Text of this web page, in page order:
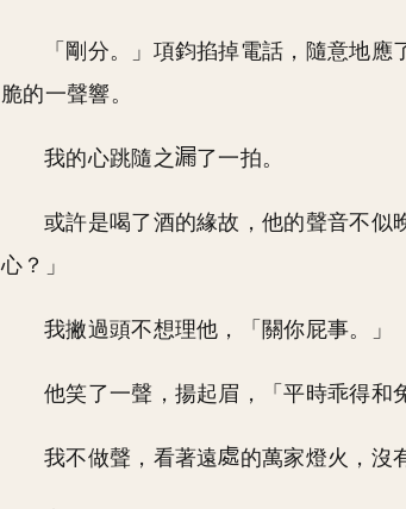
「剛分。」項鈞掐掉電話，隨意地
脆的一聲響。
我的心跳隨之 了一拍。
或許是喝了酒的緣故，他的聲音不似
心？」
我撇過頭不想理他，「關你屁事。」
他笑了一聲，揚起眉，「平時乖得和
我不做聲，看著遠 的萬家燈火，沒